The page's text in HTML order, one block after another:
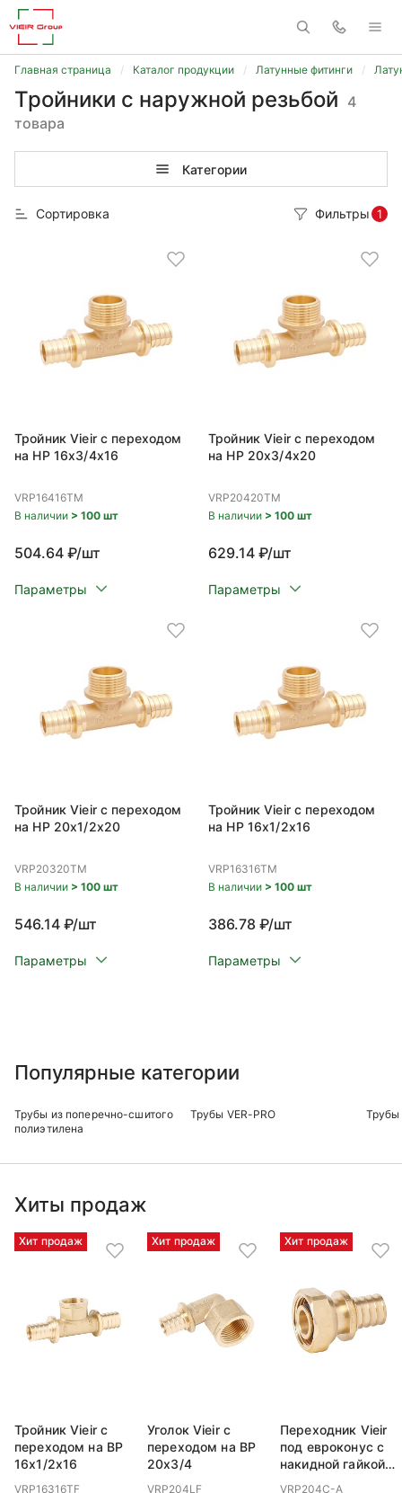
Главная страница Каталог продукции Латунные фитинги
Тройники с наружной резьбой 4
товара
Категории
Сортировка Фильтры 1
Тройник Vieir с переходом
на НР 16x3/4x16
VRP16416TM
В наличии > 100 шт
504.64 ₽/шт
Параметры
Тройник Vieir с переходом
на НР 20x3/4x20
VRP20420TM
В наличии > 100 шт
629.14 ₽/шт
Параметры
Тройник Vieir с переходом
на НР 20x1/2x20
VRP20320TM
В наличии > 100 шт
546.14 ₽/шт
Параметры
Тройник Vieir с переходом
на НР 16x1/2x16
VRP16316TM
В наличии > 100 шт
386.78 ₽/шт
Параметры
Популярные категории
Трубы из поперечно-сшитого
полиэтилена
Трубы VER-PRO Трубы
Хиты продаж
Хит продаж
Тройник Vieir с
переходом на ВР
16x1/2x16
VRP16316TF
Хит продаж
Уголок Vieir с
переходом на ВР
20x3/4
VRP204LF
Хит продаж
Переходник Vieir
под евроконус с
накидной гайкой
VRP204C-A